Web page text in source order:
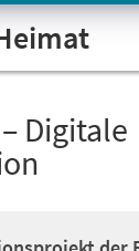
Digitale